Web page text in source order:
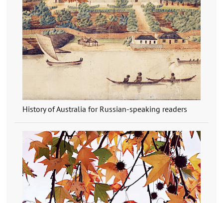
History of Australia for Russian-speaking readers